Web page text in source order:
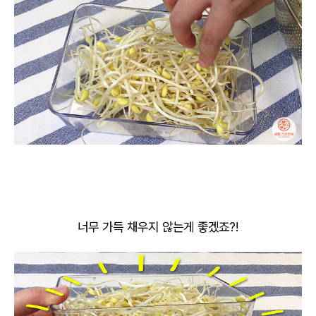
너무 가득 채우지 않는게 좋겠죠?!